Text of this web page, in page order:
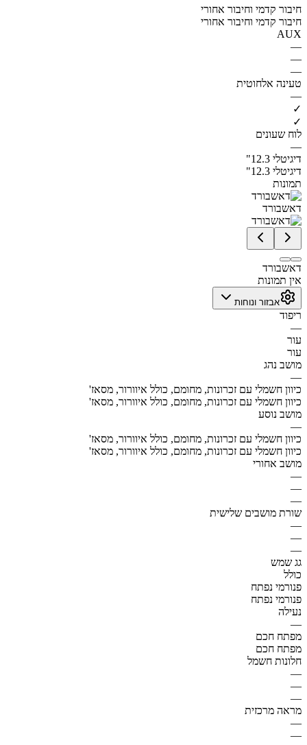
חיבור קדמי וחיבור אחורי
חיבור קדמי וחיבור אחורי
AUX
—
—
—
טעינה אלחוטית
—
✓
✓
לוח שעונים
—
דיגיטלי 12.3"
דיגיטלי 12.3"
תמונות
דאשבורד
דאשבורד
אין תמונות
אבזור ונוחות
ריפוד
—
עור
עור
מושב נהג
—
כיוון חשמלי עם זכרונות, מחומם, כולל איוורור, מסאז'
כיוון חשמלי עם זכרונות, מחומם, כולל איוורור, מסאז'
מושב נוסע
—
כיוון חשמלי עם זכרונות, מחומם, כולל איוורור, מסאז'
כיוון חשמלי עם זכרונות, מחומם, כולל איוורור, מסאז'
מושב אחורי
—
—
—
שורת מושבים שלישית
—
—
—
גג שמש
כולל
פנורמי נפתח
פנורמי נפתח
נעילה
—
מפתח חכם
מפתח חכם
חלונות חשמל
—
—
—
מראה מרכזית
—
—